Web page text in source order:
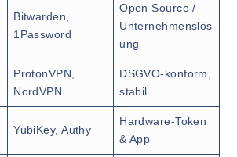
Bitwarden,
1Password
Open Source /
Unternehmenslös
ung
ProtonVPN,
NordVPN
DSGVO-konform,
stabil
YubiKey, Authy
Hardware-Token
& App